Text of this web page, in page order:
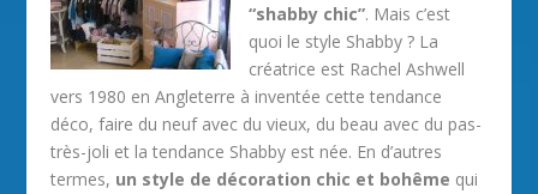
“shabby chic”. Mais c’est
quoi le style Shabby ? La
créatrice est Rachel Ashwell
vers 1980 en Angleterre à inventée cette tendance
déco, faire du neuf avec du vieux, du beau avec du pas-
très-joli et la tendance Shabby est née. En d’autres
termes, un style de décoration chic et bohême qui